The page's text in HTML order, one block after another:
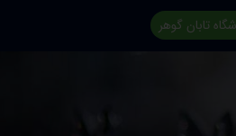
تابان گوهر